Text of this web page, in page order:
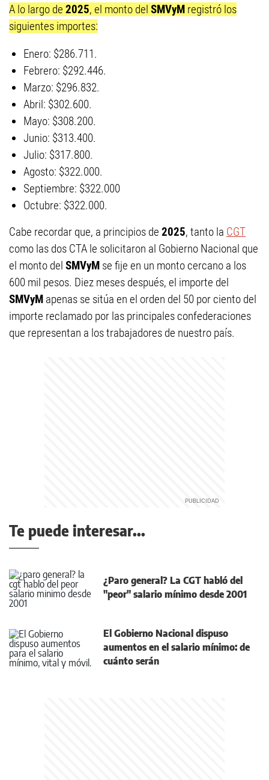
A lo largo de 2025, el monto del SMVyM registró los
siguientes importes:
Enero: $286.711.
Febrero: $292.446.
Marzo: $296.832.
Abril: $302.600.
Mayo: $308.200.
Junio: $313.400.
Julio: $317.800.
Agosto: $322.000.
Septiembre: $322.000
Octubre: $322.000.
Cabe recordar que, a principios de 2025, tanto la CGT
como las dos CTA le solicitaron al Gobierno Nacional que
el monto del SMVyM se fije en un monto cercano a los
600 mil pesos. Diez meses después, el importe del
SMVyM apenas se sitúa en el orden del 50 por ciento del
importe reclamado por las principales confederaciones
que representan a los trabajadores de nuestro país.
Te puede interesar...
¿Paro general? La CGT habló del
"peor" salario mínimo desde 2001
El Gobierno Nacional dispuso
aumentos en el salario mínimo: de
cuánto serán